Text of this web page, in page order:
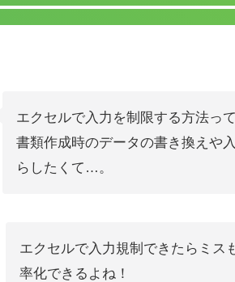
エクセルで入力を制限する方法っ
書類作成時のデータの書き換えや
らしたくて…。
エクセルで入力規制できたらミス
率化できるよね！